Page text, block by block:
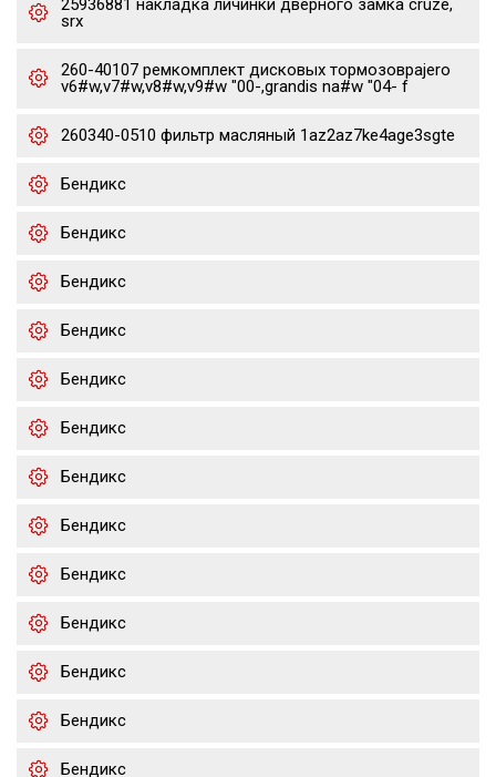
25936881 накладка личинки дверного замка cruze,
srx
260-40107 ремкомплект дисковых тормозовpajero
v6#w,v7#w,v8#w,v9#w "00-,grandis na#w "04- f
260340-0510 фильтр масляный 1az2az7ke4age3sgte
Бендикс
Бендикс
Бендикс
Бендикс
Бендикс
Бендикс
Бендикс
Бендикс
Бендикс
Бендикс
Бендикс
Бендикс
Бендикс